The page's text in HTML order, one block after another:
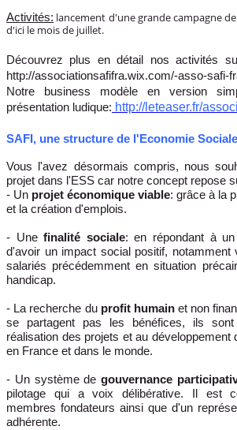
Activités: lancement d'une grande campagne
d'ici le mois de juillet.
Découvrez plus en détail nos activités
http://associationsafifra.wix.com/-asso-safi-
Notre business modèle en version
présentation ludique: http://leteaser.fr/
SAFI, une structure de l'Economie
Vous l'avez désormais compris, nous
projet dans l'ESS car notre concept repose
- Un projet économique viable: grâce à la
et la création d'emplois.
- Unefinalité sociale: en répondant à
d'avoir un impact social positif, notamment
salariés précédemment en situation
handicap.
- La recherche du profit humainet non
se partagent pas les bénéfices, ils
réalisation des projets et au développement
en France et dans le monde.
- Un système degouvernance
pilotage qui a voix délibérative. Il est
membres fondateurs ainsi que d'un
adhérente.